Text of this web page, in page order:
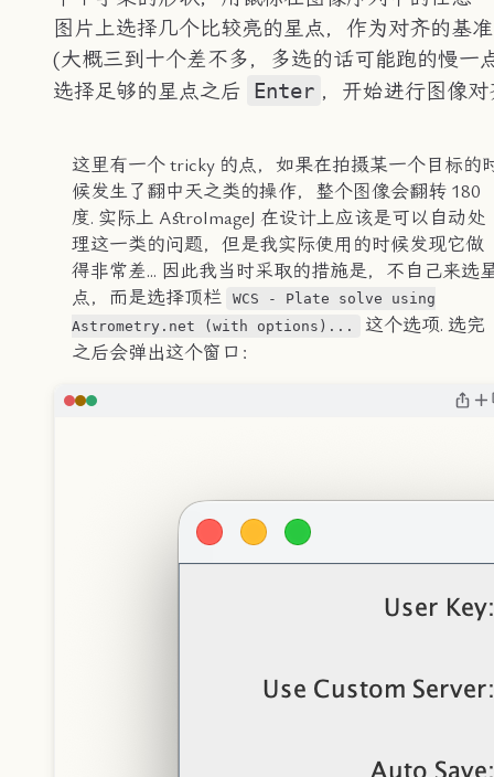
图片上选择几个比较亮的星点，作为对齐的基准
(大概三到十个差不多，多选的话可能跑的慢一
选择足够的星点之后 Enter ，开始进行图像对
这里有一个 tricky 的点，如果在拍摄某一个目标的
候发生了翻中天之类的操作，整个图像会翻转 180
度. 实际上 AstroImageJ 在设计上应该是可以自动处
理这一类的问题，但是我实际使用的时候发现它做
得非常差... 因此我当时采取的措施是，不自己来选
点，而是选择顶栏
WCS - Plate solve using
Astrometry.net (with options)...
这个选项. 选完
之后会弹出这个窗口：